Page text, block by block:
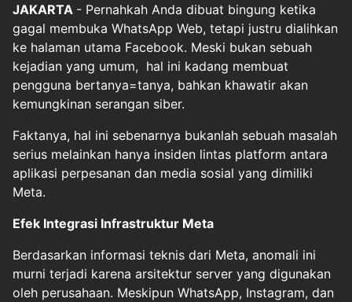
JAKARTA - Pernahkah Anda dibuat bingung ketika
gagal membuka WhatsApp Web, tetapi justru dialihkan
ke halaman utama Facebook. Meski bukan sebuah
kejadian yang umum, hal ini kadang membuat
pengguna bertanya=tanya, bahkan khawatir akan
kemungkinan serangan siber.
Faktanya, hal ini sebenarnya bukanlah sebuah masalah
serius melainkan hanya insiden lintas platform antara
aplikasi perpesanan dan media sosial yang dimiliki
Meta.
Efek Integrasi Infrastruktur Meta
Berdasarkan informasi teknis dari Meta, anomali ini
murni terjadi karena arsitektur server yang digunakan
oleh perusahaan. Meskipun WhatsApp, Instagram, dan